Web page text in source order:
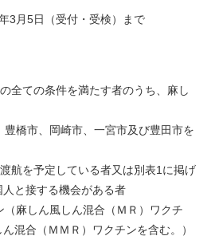
月5日（受付・受検）まで
ての条件を満たす者のうち、麻し
橋市、岡崎市、一宮市及び豊田市を
航を予定している者又は別表1に掲げ
と接する機会がある者
麻しん風しん混合（ＭＲ）ワクチ
混合（ＭＭＲ）ワクチンを含む。）